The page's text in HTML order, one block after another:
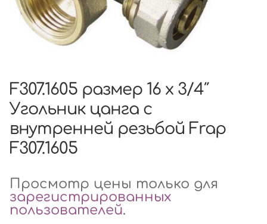
F307.1605 размер 16 x 3/4″
Угольник цанга с
внутренней резьбой Frap
F307.1605
Просмотр цены только для
зарегистрированных
пользователей.